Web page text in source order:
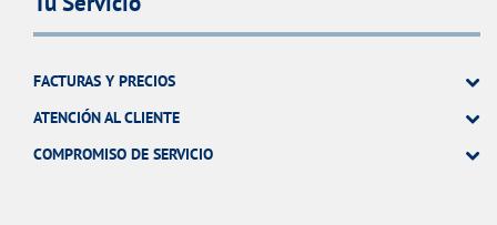
FACTURAS Y PRECIOS
ATENCIÓN AL CLIENTE
COMPROMISO DE SERVICIO